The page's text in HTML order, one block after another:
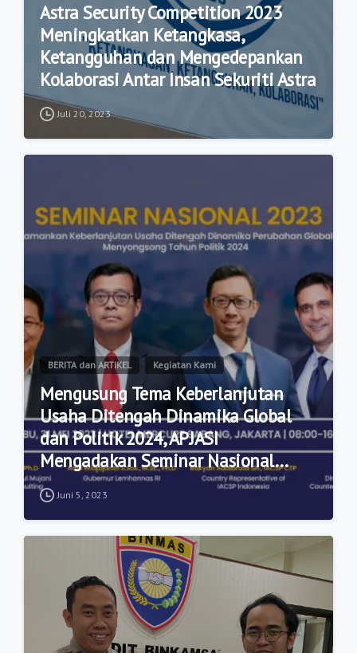
Astra Security Competition 2023
Meningkatkan Ketangkasa,
Ketangguhan dan Mengedepankan
Kolaborasi Antar Insan Sekuriti Astra
Juli 20, 2023
BERITA dan ARTIKEL Kegiatan Kami
Mengusung Tema Keberlanjutan
Usaha Ditengah Dinamika Global
dan Politik 2024, APJASI
Mengadakan Seminar Nasional
APJASI 2023.
Juni 5, 2023